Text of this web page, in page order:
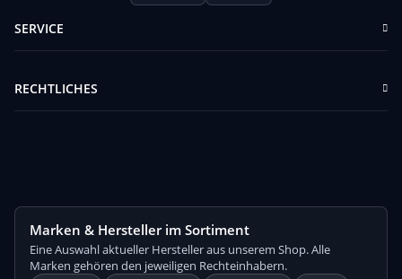
SERVICE
RECHTLICHES
Marken & Hersteller im Sortiment
Eine Auswahl aktueller Hersteller aus unserem Shop. Alle
Marken gehören den jeweiligen Rechteinhabern.